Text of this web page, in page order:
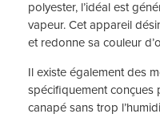
polyester, l’idéal est
vapeur. Cet appareil
et redonne sa couleur
Il existe également des
spécifiquement
canapé sans trop